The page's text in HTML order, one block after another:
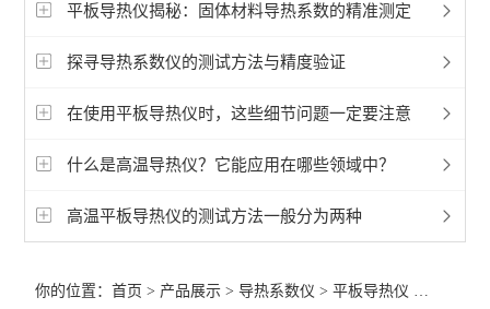
快速导热仪
高温导热仪
平板导热仪
热流法导热系数仪
平板导热仪揭秘：固体材料导热系数的精准测定
探寻导热系数仪的测试方法与精度验证
在使用平板导热仪时，这些细节问题一定要注意
什么是高温导热仪？它能应用在哪些领域中？
高温平板导热仪的测试方法一般分为两种
你的位置：首页 > 产品展示 >导热系数仪 >平板导热仪